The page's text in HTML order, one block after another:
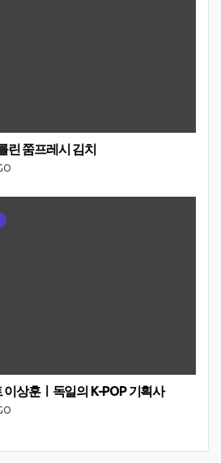
린 쭘프레시 김치
상훈ㅣ독일의 K-POP 기획사